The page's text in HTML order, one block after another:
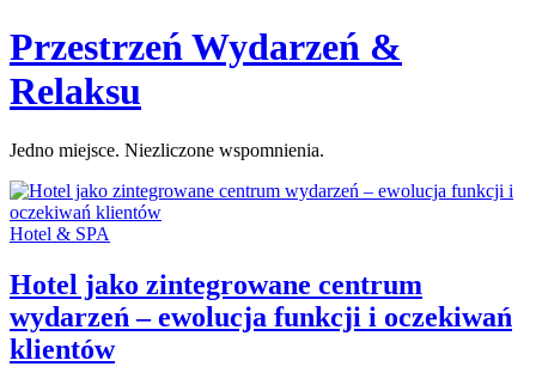
Skip
to
content
Przestrzeń Wydarzeń &
Relaksu
Jedno miejsce. Niezliczone wspomnienia.
Categories:
Hotel & SPA
Hotel jako zintegrowane centrum
wydarzeń – ewolucja funkcji i oczekiwań
klientów